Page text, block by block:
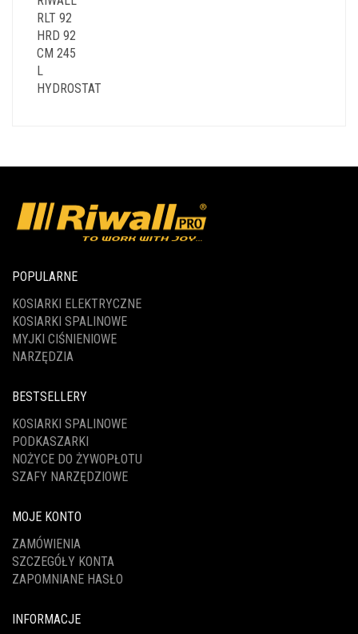
POPULARNE
KOSIARKI ELEKTRYCZNE
KOSIARKI SPALINOWE
MYJKI CIŚNIENIOWE
NARZĘDZIA
BESTSELLERY
KOSIARKI SPALINOWE
PODKASZARKI
NOŻYCE DO ŻYWOPŁOTU
SZAFY NARZĘDZIOWE
MOJE KONTO
ZAMÓWIENIA
SZCZEGÓŁY KONTA
ZAPOMNIANE HASŁO
INFORMACJE